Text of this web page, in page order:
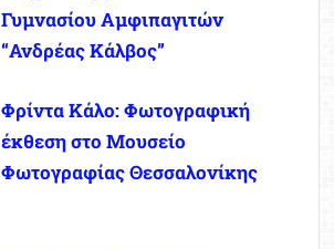
Γυμνασίου Αμφιπαγιτών
“Ανδρέας Κάλβος”
Φρίντα Κάλο: Φωτογραφική
έκθεση στο Μουσείο
Φωτογραφίας Θεσσαλονίκης